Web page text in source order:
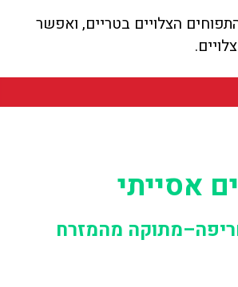
הצלויים בטריים, ואפשר
אסייתי
מהמזרח